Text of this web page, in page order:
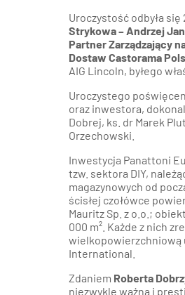
Uroczystość odbyła
Strykowa – Andrzej
Partner Zarządzający
Dostaw Castorama
AIG Lincoln, byłego
Uroczystego
oraz inwestora,
Dobrej, ks. dr Marek
Orzechowski.
Inwestycja Panattoni
tzw. sektora DIY,
magazynowych od
ścisłej czołówce
Mauritz Sp. z o.o.;
000 m². Każde z nich
wielkopowierzchniową
International.
Zdaniem Roberta
niezwykle ważna i